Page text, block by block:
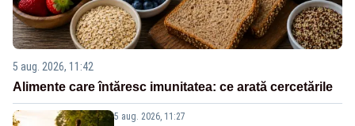
5 aug. 2026, 11:42
Alimente care întăresc imunitatea: ce arată cercetările
5 aug. 2026, 11:27